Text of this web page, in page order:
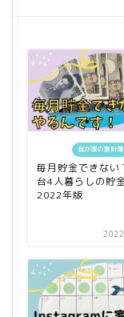
我が家の家計簿
毎月貯金できない
台4人暮らしの貯
2022年版